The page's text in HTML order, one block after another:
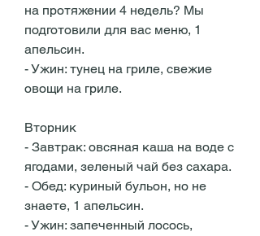
на протяжении 4 недель? Мы
подготовили для вас меню, 1
апельсин.
- Ужин: тунец на гриле, свежие
овощи на гриле.
Вторник
- Завтрак: овсяная каша на воде с
ягодами, зеленый чай без сахара.
- Обед: куриный бульон, но не
знаете, 1 апельсин.
- Ужин: запеченный лосось,